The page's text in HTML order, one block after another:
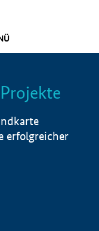
Info
erfolgreicher